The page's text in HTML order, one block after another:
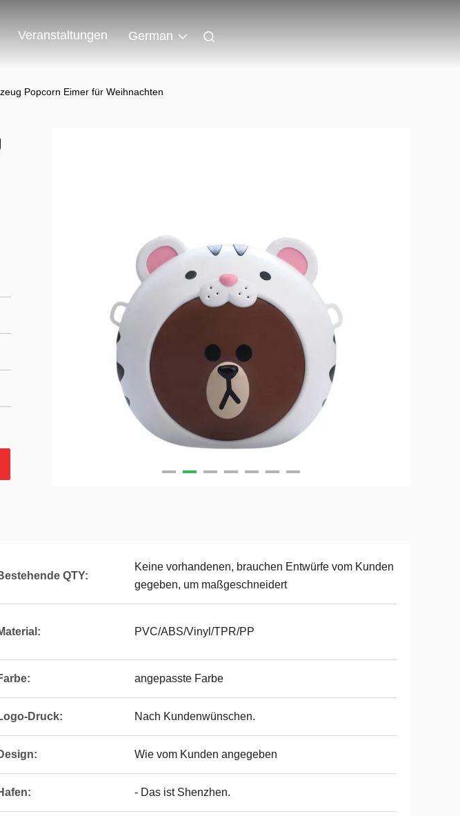
Veranstaltungen German
Popcorn Eimer für Weihnachten
QTY:
Keine vorhandenen, brauchen Entwürfe vom Kunden
gegeben, um maßgeschneidert
PVC/ABS/Vinyl/TPR/PP
angepasste Farbe
Druck: Nach Kundenwünschen.
Wie vom Kunden angegeben
- Das ist Shenzhen.